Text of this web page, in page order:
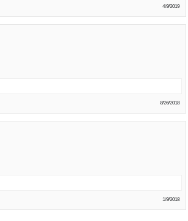
4/9/2019
8/26/2018
1/9/2018